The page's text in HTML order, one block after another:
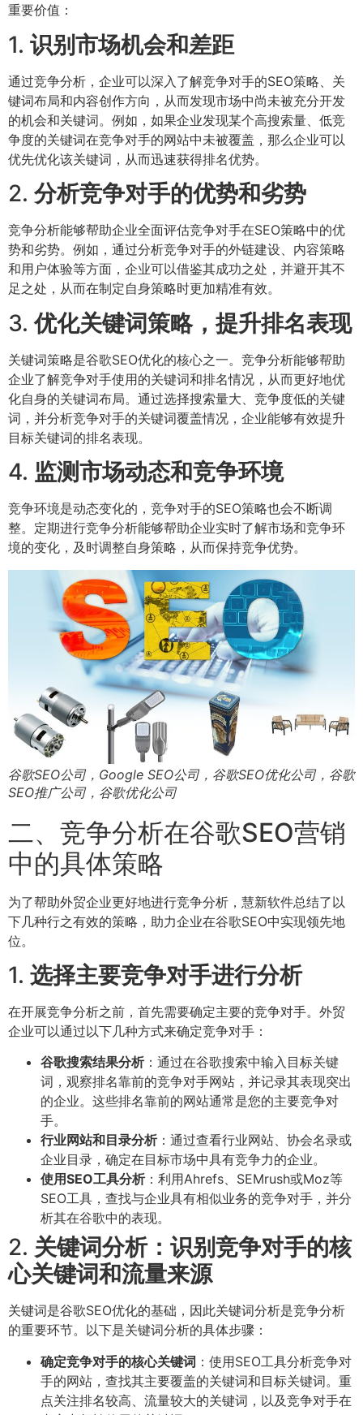
重要价值：
1. 识别市场机会和差距
通过竞争分析，企业可以深入了解竞争对手的SEO策略、关
键词布局和内容创作方向，从而发现市场中尚未被充分开发
的机会和关键词。例如，如果企业发现某个高搜索量、低竞
争度的关键词在竞争对手的网站中未被覆盖，那么企业可以
优先优化该关键词，从而迅速获得排名优势。
2. 分析竞争对手的优势和劣势
竞争分析能够帮助企业全面评估竞争对手在SEO策略中的优
势和劣势。例如，通过分析竞争对手的外链建设、内容策略
和用户体验等方面，企业可以借鉴其成功之处，并避开其不
足之处，从而在制定自身策略时更加精准有效。
3.优化关键词策略，提升排名表现
关键词策略是谷歌SEO优化的核心之一。竞争分析能够帮助
企业了解竞争对手使用的关键词和排名情况，从而更好地优
化自身的关键词布局。通过选择搜索量大、竞争度低的关键
词，并分析竞争对手的关键词覆盖情况，企业能够有效提升
目标关键词的排名表现。
4. 监测市场动态和竞争环境
竞争环境是动态变化的，竞争对手的SEO策略也会不断调
整。定期进行竞争分析能够帮助企业实时了解市场和竞争环
境的变化，及时调整自身策略，从而保持竞争优势。
谷歌SEO公司，Google SEO公司，谷歌SEO优化公司，谷歌
SEO推广公司，谷歌优化公司
二、竞争分析在谷歌SEO营销
中的具体策略
为了帮助外贸企业更好地进行竞争分析，慧新软件总结了以
下几种行之有效的策略，助力企业在谷歌SEO中实现领先地
位。
1. 选择主要竞争对手进行分析
在开展竞争分析之前，首先需要确定主要的竞争对手。外贸
企业可以通过以下几种方式来确定竞争对手：
谷歌搜索结果分析：通过在谷歌搜索中输入目标关键
词，观察排名靠前的竞争对手网站，并记录其表现突出
的企业。这些排名靠前的网站通常是您的主要竞争对
手。
行业网站和目录分析：通过查看行业网站、协会名录或
企业目录，确定在目标市场中具有竞争力的企业。
使用SEO工具分析：利用Ahrefs、SEMrush或Moz等
SEO工具，查找与企业具有相似业务的竞争对手，并分
析其在谷歌中的表现。
2. 关键词分析：识别竞争对手的核
心关键词和流量来源
关键词是谷歌SEO优化的基础，因此关键词分析是竞争分析
的重要环节。以下是关键词分析的具体步骤：
确定竞争对手的核心关键词 ：使用SEO工具分析竞争对
手的网站，查找其主要覆盖的关键词和目标关键词。重
点关注排名较高、流量较大的关键词，以及竞争对手在